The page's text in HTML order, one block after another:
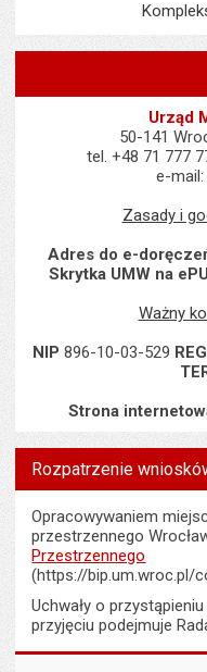
Urząd
50-141
tel. +48 71 777
e-mail:
Zasady i
Adres do e-
Skrytka UMW na
Ważny
NIP 896-10-03-529
Strona
Rozpatrzenie
Opracowywaniem
przestrzennego
Przestrzennego
(https://bip.um.wroc.pl/
Uchwały o
przyjęciu podejmuje